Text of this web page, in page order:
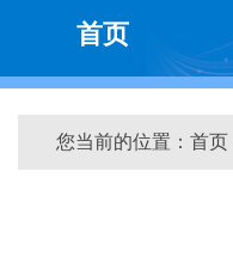
首页
您当前的位置： 首页